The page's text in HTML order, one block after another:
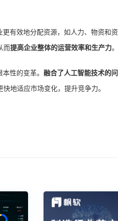
更有效地分配资源，如人力、物资和
而提高企业整体的运营效率和生产力。
性的变革。 融合了人工智能技术的
地适应市场变化，提升竞争力。